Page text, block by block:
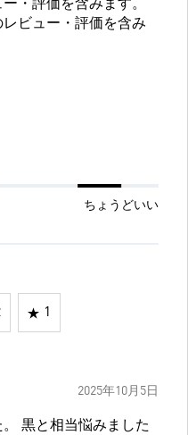
・評価を含みます。
レビュー・評価を含み
ちょうどいい
1
2025年10月5日
黒と相当悩みました